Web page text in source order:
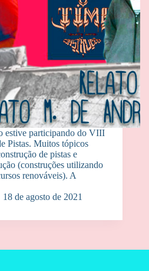
estive participando do VIII
Pistas. Muitos tópicos
de pistas e
(construções utilizando
renováveis). A
18 de agosto de 2021